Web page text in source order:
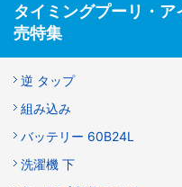
タイミングプーリ・
売特集
逆 タップ
組み込み
バッテリー 60B24L
洗濯機 下